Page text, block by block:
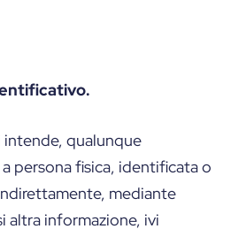
intende, qualunque
persona fisica, identificata o
mediante
altra informazione, ivi